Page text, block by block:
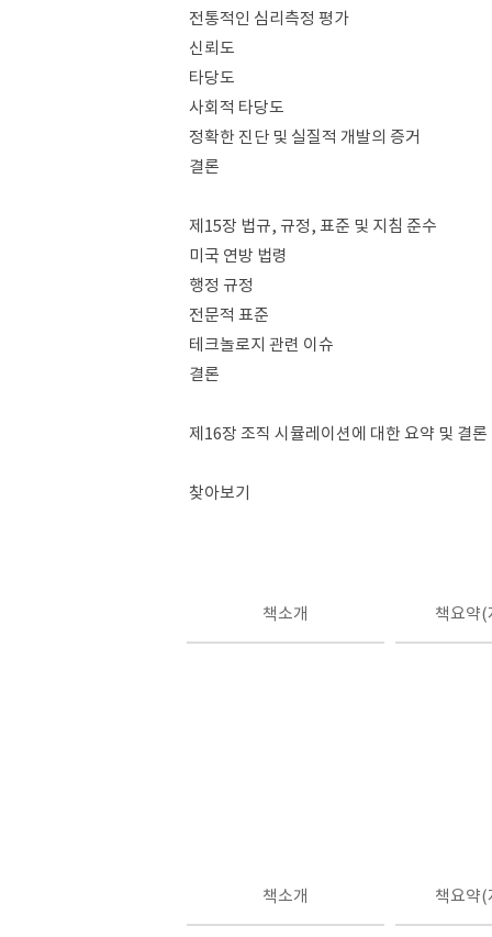
전통적인 심리측정 평가
신뢰도
타당도
사회적 타당도
정확한 진단 및 실질적 개발의 증거
결론
제15장 법규, 규정, 표준 및 지침 준수
미국 연방 법령
행정 규정
전문적 표준
테크놀로지 관련 이슈
결론
제16장 조직 시뮬레이션에 대한 요약 및 결론
찾아보기
책소개 책요약(
책소개 책요약(